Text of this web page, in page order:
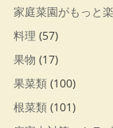
家庭菜園がもっと
料理 (57)
果物 (17)
果菜類 (100)
根菜類 (101)